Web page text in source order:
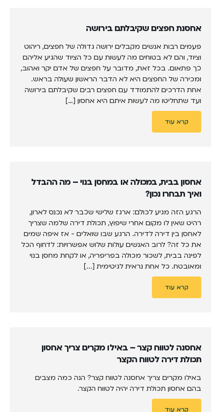
אחסנת חפצים שקיבלתם בירושה
פעמים רבות אנשים מקבלים ירושה גדולה של חפצים, ריהוט
וציוד, והם לא בטוחים מה לעשות עם כל הציוד שהגיע אליהם
כך פתאום. בכל זאת, מדובר על חפצים של אדם יקר ואהוב,
ומכירה של החפצים היא לא הדבר הראשון שעולה בראש.
אחת הדרכים להתמודד עם חפצים רבים שקיבלתם בירושה
ועד שתחליטו מה לעשות איתם היא אחסון […]
קרא עוד
אחסון בבית, במכולה או במחסן בנוי – מה ההבדל
ואיך תבחרו נכון?
הרגע הזה מגיע לכולם: ארגז שלישי שכבר לא נכנס לארון,
רהיט שאין לו מקום אחרי שיפוץ, תכולת דירה שלמה שצריך
לאחסן בין דירה לדירה. הרגע שבו שואלים - אז איפה שמים
את כל זה? לרוב האנשים עולות שלוש אפשרויות: לדחוף הכל
לפינה בבית, לשכור מכולה בפריפריה, או לקחת מחסן בנוי
ומאובטח. כל אחת נראית לגיטימית [...]
קרא עוד
אחסנה לטווח קצר – באילו מקרים צריך אחסון
תכולת דירה לטווח הקצר
באילו מקרים צריך אחסנה לטווח קצר? הנה כמה מצבים
בהם אחסון תכולת דירה יהיה לטווח הקצר.
קרא עוד